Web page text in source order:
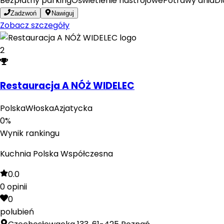
Zadzwoń Nawiguj
Zobacz szczegóły
2
Restauracja A NÓŻ WIDELEC
PolskaWłoskaAzjatycka
0%
Wynik rankingu
Kuchnia Polska Współczesna
0.0
0opinii
0
polubień